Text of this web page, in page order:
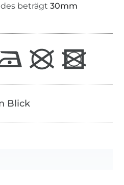
beträgt30mm
Blick